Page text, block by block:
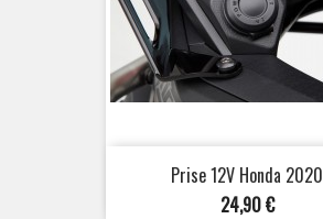
Prise 12V Honda 2020
Prix
24,90 €